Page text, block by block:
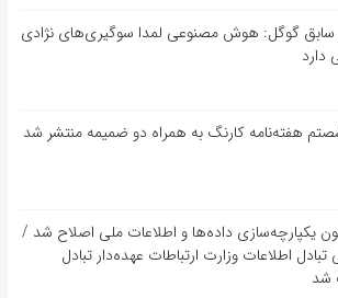
گوگل: هوش مصنوعی لمدا سوگیری‌های نژادی
دارد
هفته‌نامه کارنگ به همراه دو ضمیمه منتشر شد
یکپارچه‌سازی داده‌ها و اطلاعات ملی اصلاح شد /
تبادل اطلاعات وزارت ارتباطات عهده‌دار تبادل
شد